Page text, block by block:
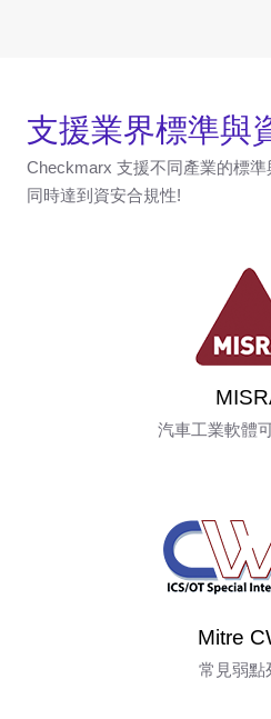
支援業界標準與
Checkmarx 支援不同產業的標
同時達到資安合規性!
汽車工業軟體
Mitre
常見弱點